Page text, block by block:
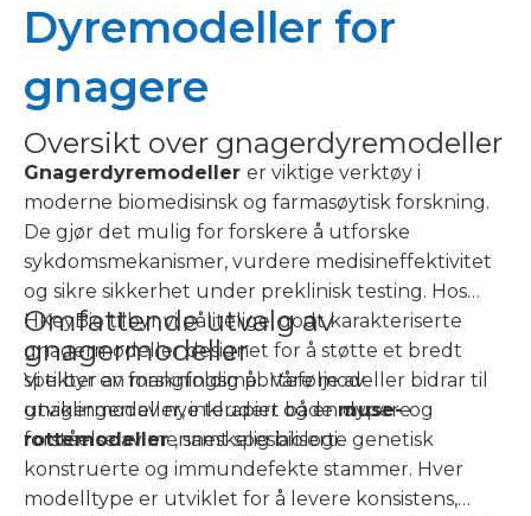
Dyremodeller for
gnagere
Oversikt over gnagerdyremodeller
Gnagerdyremodeller er viktige verktøy i
moderne biomedisinsk og farmasøytisk forskning.
De gjør det mulig for forskere å utforske
sykdomsmekanismer, vurdere medisineffektivitet
og sikre sikkerhet under preklinisk testing. Hos
HKeyBio tilbyr vi pålitelige, godt karakteriserte
gnagermodeller designet for å støtte et bredt
spekter av forskningsmål. Våre modeller bidrar til
utviklingen av nye terapier og en dypere
forståelse av menneskelig biologi.
Omfattende utvalg av
gnagermodeller
Vi tilbyr en mangfoldig portefølje av
gnagermodeller, inkludert bådemuse-og
rottemodeller, samt spesialiserte genetisk
konstruerte og immundefekte stammer. Hver
modelltype er utviklet for å levere konsistens,